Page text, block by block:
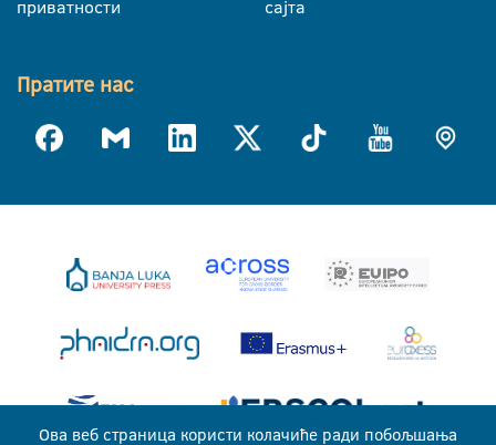
приватности
сајта
Пратите нас
Ова веб страница користи колачиће ради побољшања